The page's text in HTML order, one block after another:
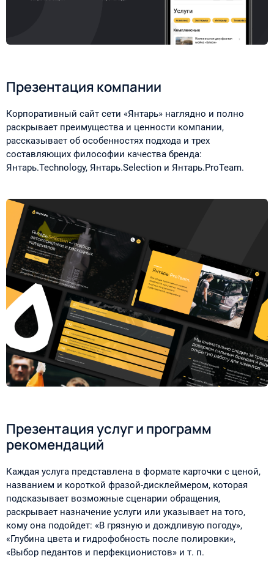
Презентация компании
Корпоративный сайт сети «Янтарь» наглядно и полно
раскрывает преимущества и ценности компании,
рассказывает об особенностях подхода и трех
составляющих философии качества бренда:
Янтарь.Technology, Янтарь.Selection и Янтарь.ProTeam.
Презентация услуг и программ
рекомендаций
Каждая услуга представлена в формате карточки с ценой,
названием и короткой фразой-дисклеймером, которая
подсказывает возможные сценарии обращения,
раскрывает назначение услуги или указывает на того,
кому она подойдет: «В грязную и дождливую погоду»,
«Глубина цвета и гидрофобность после полировки»,
«Выбор педантов и перфекционистов» и т. п.